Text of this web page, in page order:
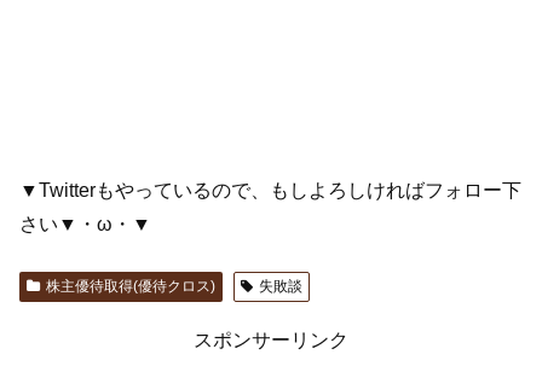
▼Twitterもやっているので、もしよろしければフォロー下
さい▼・ω・▼
株主優待取得(優待クロス) 失敗談
スポンサーリンク